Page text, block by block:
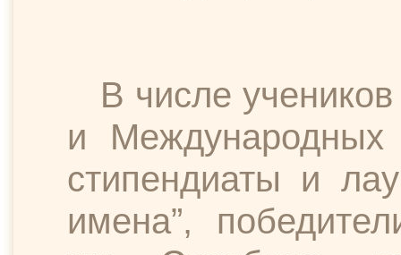
В числе
и Международных
стипендиаты и
имена”,